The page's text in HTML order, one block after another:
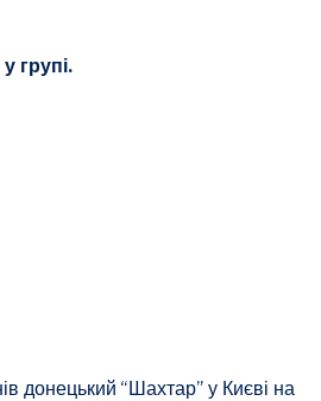
групі.
донецький “Шахтар” у Києві на